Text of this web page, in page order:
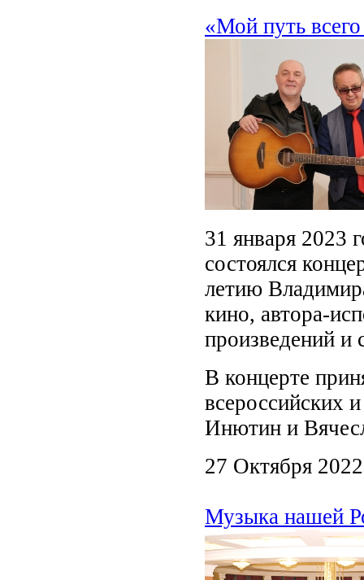
«Мой путь
31 января 2023
состоялся
летию
кино, автора-
произведений и
В концерте
всероссийских
Инютин и
27 Октября 2022
Музыка нашей